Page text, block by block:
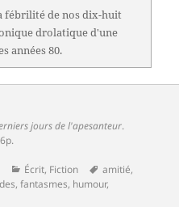
fébrilité de nos dix-huit
drolatique d'une
années 80.
jours de l'apesanteur.
Catégories
Écrit, Fiction
Mots-
clés
amitié,
, fantasmes, humour,